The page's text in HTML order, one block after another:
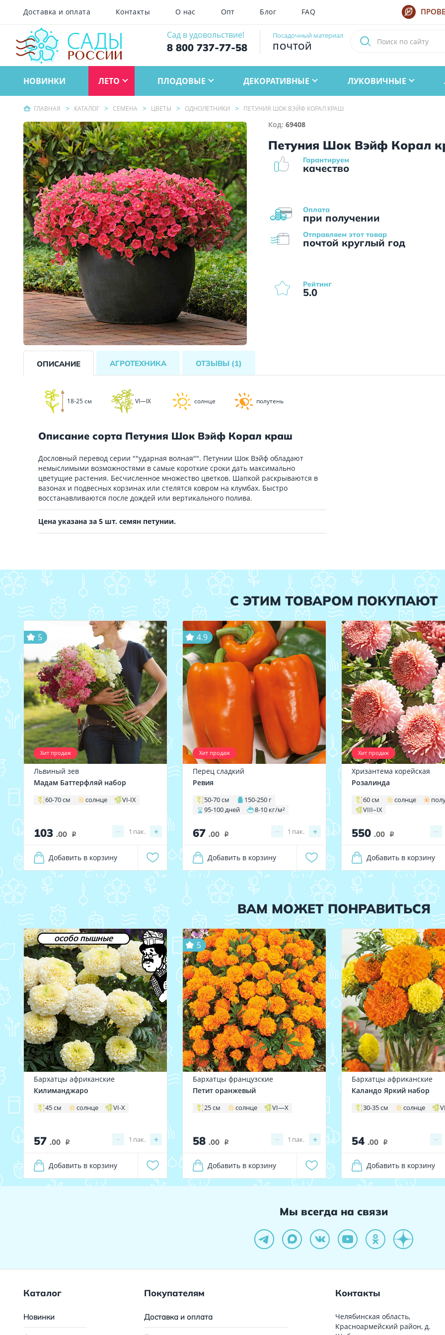
Доставка и оплата Контакты О нас Опт Блог FAQ
Сад в удовольствие!
8 800 737-77-58
Посадочный материал
ПОЧТОЙ
НОВИНКИ ЛЕТО ПЛОДОВЫЕ ДЕКОРАТИВНЫЕ ЛУКОВИЧНЫЕ
ГЛАВНАЯ КАТАЛОГ СЕМЕНА ЦВЕТЫ ОДНОЛЕТНИКИ ПЕТУНИЯ ШОК ВЭЙФ КОРАЛ КРАШ
Код:69408
Петуния Шок Вэйф Корал
Оплата
при получении
Гарантируем
качество
Отправляем этот товар
почтой круглый год
Рейтинг
5.0
ОПИСАНИЕ АГРОТЕХНИКА ОТЗЫВЫ (1)
18-25 см VI—IX солнце полутень
Описание сорта Петуния Шок Вэйф Корал краш
Дословный перевод серии ""ударная волная"". Петунии Шок Вэйф обладают
немыслимыми возможностями в самые короткие сроки дать максимально
цветущие растения. Бесчисленное множество цветков. Шапкой раскрываются в
вазонах и подвесных корзинах или стелятся ковром на клумбах. Быстро
восстанавливаются после дождей или вертикального полива.
Цена указана за 5 шт. семян петунии.
С ЭТИМ ТОВАРОМ ПОКУПАЮТ
Хит продаж
5
Львиный зев
Мадам Баттерфляй набор
60-70 см солнце VI-IX
103 .00 i − +
1 пак.
Добавить в корзину
Хит продаж
4.9
Перец сладкий
Ревия
50-70 см
150-250 г
95-100 дней
8-10 кг/м²
67 .00 i − +
1 пак.
Добавить в корзину
Хит продаж
Хризантема корейская
Розалинда
60 см солнце
VIII–IX
550 .00 i −
Добавить в корзину
ВАМ МОЖЕТ ПОНРАВИТЬСЯ
особо пышные
Бархатцы африканские
Килиманджаро
45 см солнце VI-X
57 .00 i − +
1 пак.
Добавить в корзину
5
Бархатцы французские
Петит оранжевый
25 см солнце VI—X
58 .00 i − +
1 пак.
Добавить в корзину
Бархатцы африканские
Каландо Яркий набор
30-35 см солнце
54 .00 i −
Добавить в корзину
Мы всегда на связи
Каталог
Новинки
Покупателям
Доставка и оплата
Контакты
Челябинская область,
Красноармейский район, д.